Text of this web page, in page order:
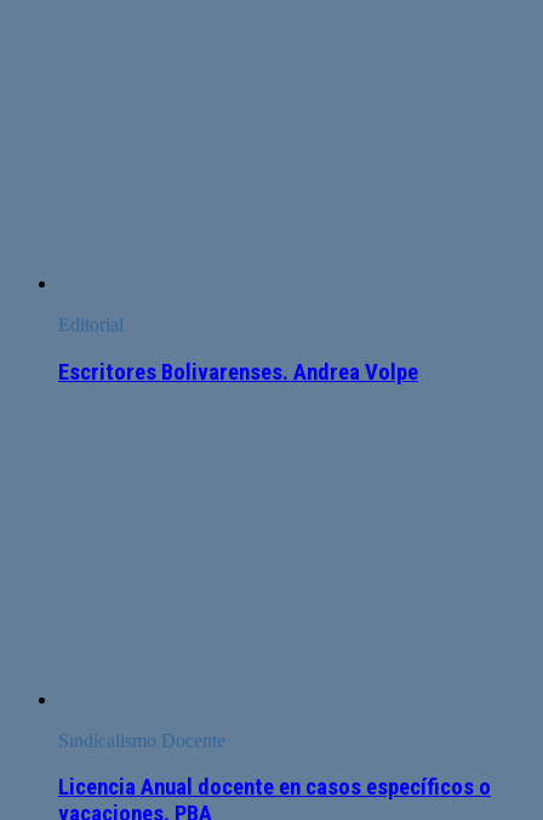
Editorial
Escritores Bolivarenses. Andrea Volpe
Sindicalismo Docente
Licencia Anual docente en casos específicos o
vacaciones. PBA